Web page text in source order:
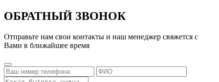
ОБРАТНЫЙ ЗВОНОК
Отправьте нам свои контакты и наш менеджер свяжется с
Вами в ближайшее время